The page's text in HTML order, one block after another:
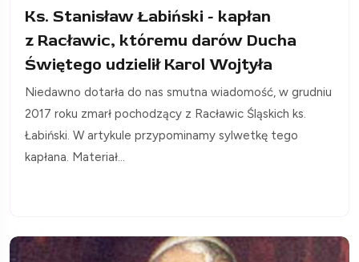
Ks. Stanisław Łabiński - kapłan
z Racławic, któremu darów Ducha
Świętego udzielił Karol Wojtyła
Niedawno dotarła do nas smutna wiadomość, w grudniu
2017 roku zmarł pochodzący z Racławic Śląskich ks.
Łabiński. W artykule przypominamy sylwetkę tego
kapłana. Materiał...